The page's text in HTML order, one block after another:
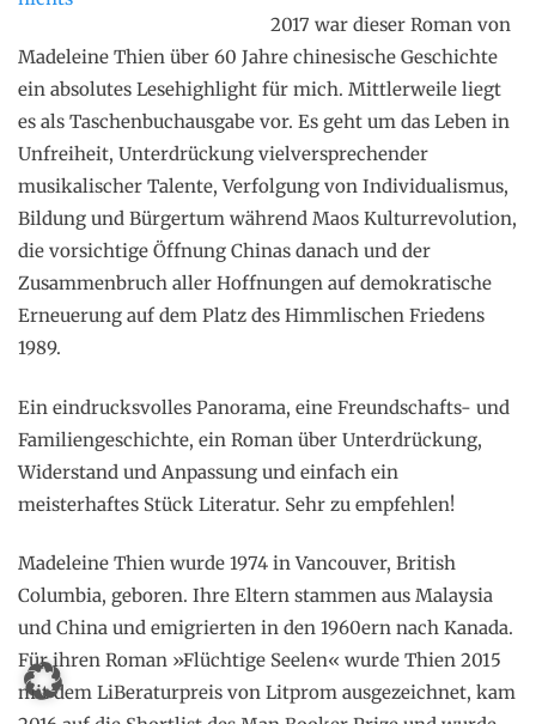
2017 war dieser Roman von
Madeleine Thien über 60 Jahre chinesische Geschichte
ein absolutes Lesehighlight für mich. Mittlerweile liegt
es als Taschenbuchausgabe vor. Es geht um das Leben in
Unfreiheit, Unterdrückung vielversprechender
musikalischer Talente, Verfolgung von Individualismus,
Bildung und Bürgertum während Maos Kulturrevolution,
die vorsichtige Öffnung Chinas danach und der
Zusammenbruch aller Hoffnungen auf demokratische
Erneuerung auf dem Platz des Himmlischen Friedens
1989.
Ein eindrucksvolles Panorama, eine Freundschafts- und
Familiengeschichte, ein Roman über Unterdrückung,
Widerstand und Anpassung und einfach ein
meisterhaftes Stück Literatur. Sehr zu empfehlen!
Madeleine Thien wurde 1974 in Vancouver, British
Columbia, geboren. Ihre Eltern stammen aus Malaysia
und China und emigrierten in den 1960ern nach Kanada.
Für ihren Roman »Flüchtige Seelen« wurde Thien 2015
mit dem LiBeraturpreis von Litprom ausgezeichnet, kam